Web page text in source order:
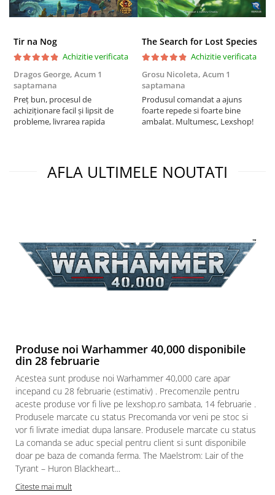
Tir na Nog
Achizitie verificata
Dragos George, Acum 1
saptamana
Preț bun, procesul de
achiziționare facil și lipsit de
probleme, livrarea rapida
The Search for Lost Species
Achizitie verificata
Grosu Nicoleta, Acum 1
saptamana
Produsul comandat a ajuns
foarte repede si foarte bine
ambalat. Multumesc, Lexshop!
AFLA ULTIMELE NOUTATI
Produse noi Warhammer 40,000 disponibile
din 28 februarie
Acestea sunt produse noi Warhammer 40,000 care apar
incepand cu 28 februarie (estimativ) . Precomenzile pentru
aceste produse vor fi live pe lexshop.ro sambata, 14 februarie .
Produsele marcate cu status Precomanda vor veni pe stoc si
vor fi livrate imediat dupa lansare. Produsele marcate cu status
La comanda se aduc special pentru client si sunt disponibile
doar pe baza de comanda ferma. The Maelstrom: Lair of the
Tyrant – Huron Blackheart...
Citeste mai mult